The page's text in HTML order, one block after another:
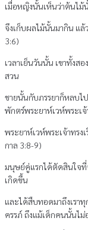
เมื่อหญิงนั้นเห็นว่าต้นไม้
จึงเก็บผลไม้นั้นมากิน แ
3:6)
เวลาเย็นวันนั้น เขาทั้งส
สวน
ชายนั้นกับภรรยาก็หลบ
พักตร์พระยาห์เวห์พระเจ้
พระยาห์เวห์พระเจ้าทรง
กาล 3:8-9)
มนุษย์คู่แรกได้ตัดสินใจ
เกิดขึ้น
และได้สืบทอดมาถึงเรา
ครรภ์ ถึงแม้เด็กคนนั้นไม่